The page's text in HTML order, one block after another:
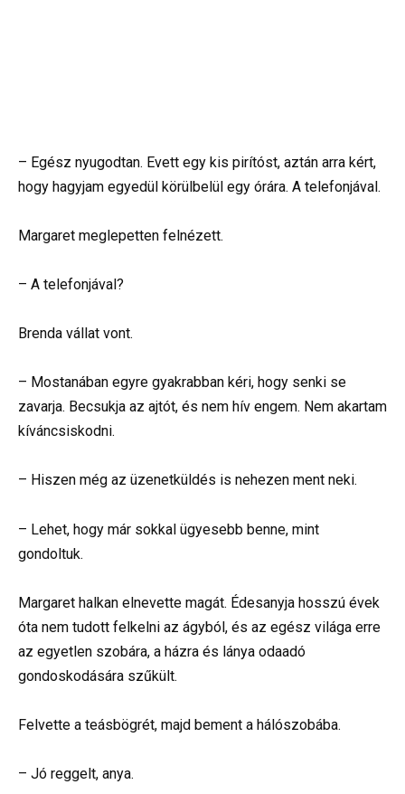
– Egész nyugodtan. Evett egy kis pirítóst, aztán arra kért,
hogy hagyjam egyedül körülbelül egy órára. A telefonjával.
Margaret meglepetten felnézett.
– A telefonjával?
Brenda vállat vont.
– Mostanában egyre gyakrabban kéri, hogy senki se
zavarja. Becsukja az ajtót, és nem hív engem. Nem akartam
kíváncsiskodni.
– Hiszen még az üzenetküldés is nehezen ment neki.
– Lehet, hogy már sokkal ügyesebb benne, mint
gondoltuk.
Margaret halkan elnevette magát. Édesanyja hosszú évek
óta nem tudott felkelni az ágyból, és az egész világa erre
az egyetlen szobára, a házra és lánya odaadó
gondoskodására szűkült.
Felvette a teásbögrét, majd bement a hálószobába.
– Jó reggelt, anya.